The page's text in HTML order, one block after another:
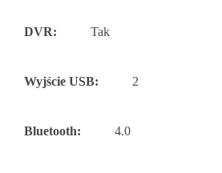
DVR: Tak
Wyjście USB: 2
Bluetooth: 4.0